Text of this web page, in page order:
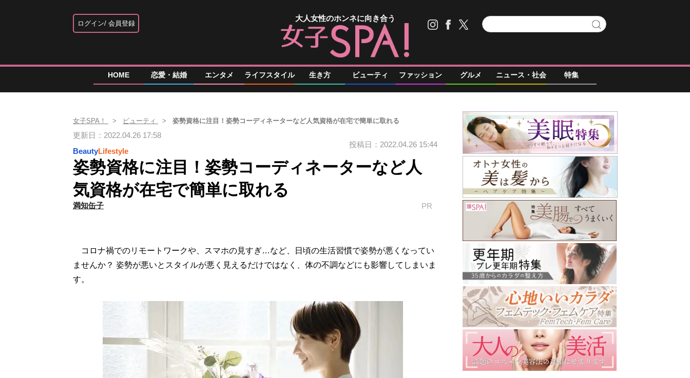
ログイン 会員登録
大人女性のホンネに向き合う
HOME 恋愛・結婚 エンタメ ライフスタイル 生き方 ビューティ ファッション グルメ ニュース・社会 特集
女子SPA！ ビューティ 姿勢資格に注目！姿勢コーディネーターなど人気資格が在宅で簡単に取れる
更新日：2022.04.26 17:58
BeautyLifestyle
投稿日：2022.04.26 15:44
姿勢資格に注目！姿勢コーディネーターなど人
気資格が在宅で簡単に取れる
満知缶子 PR
コロナ禍でのリモートワークや、スマホの見すぎ…など、日頃の生活習慣で姿勢が悪くなってい
ませんか？ 姿勢が悪いとスタイルが悪く見えるだけではなく、体の不調などにも影響してしまいま
す。